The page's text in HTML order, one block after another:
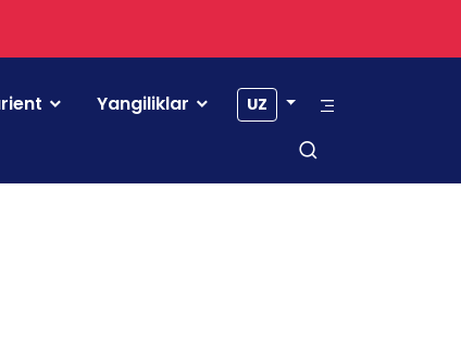
Yangiliklar UZ